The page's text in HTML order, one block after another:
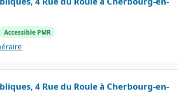
Accessible PMR
4 Rue du Roule à Cherbourg-en-